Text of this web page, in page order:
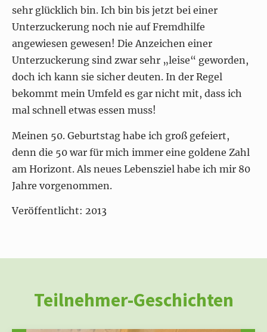
sehr glücklich bin. Ich bin bis jetzt bei einer
Unterzuckerung noch nie auf Fremdhilfe
angewiesen gewesen! Die Anzeichen einer
Unterzuckerung sind zwar sehr „leise“ geworden,
doch ich kann sie sicher deuten. In der Regel
bekommt mein Umfeld es gar nicht mit, dass ich
mal schnell etwas essen muss!
Meinen 50. Geburtstag habe ich groß gefeiert,
denn die 50 war für mich immer eine goldene Zahl
am Horizont. Als neues Lebensziel habe ich mir 80
Jahre vorgenommen.
Veröffentlicht: 2013
Teilnehmer-Geschichten